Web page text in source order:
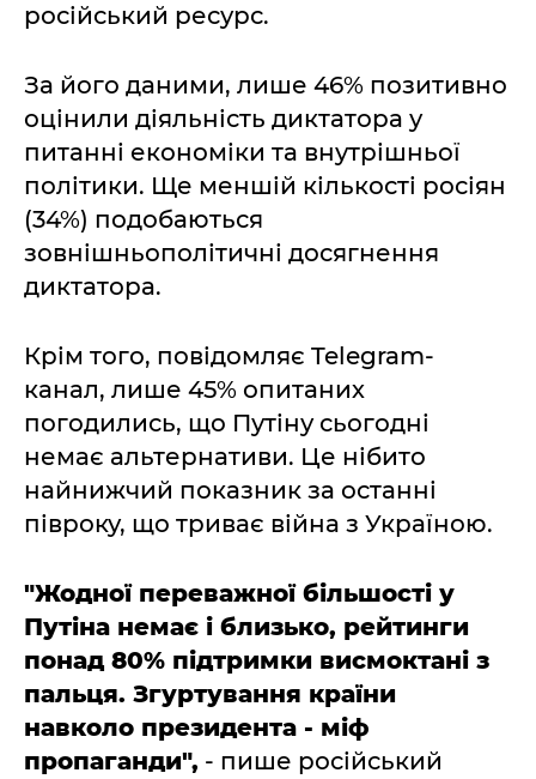
російський ресурс.
За його даними, лише 46% позитивно
оцінили діяльність диктатора у
питанні економіки та внутрішньої
політики. Ще меншій кількості росіян
(34%) подобаються
зовнішньополітичні досягнення
диктатора.
Крім того, повідомляє Telegram-
канал, лише 45% опитаних
погодились, що Путіну сьогодні
немає альтернативи. Це нібито
найнижчий показник за останні
півроку, що триває війна з Україною.
"Жодної переважної більшості у
Путіна немає і близько, рейтинги
понад 80% підтримки висмоктані з
пальця. Згуртування країни
навколо президента - міф
пропаганди", - пише російський